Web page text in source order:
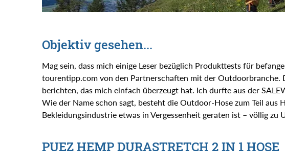
Objektiv gesehen...
Mag sein, dass mich einige Leser bezüglich Produkttests für
tourentipp.com von den Partnerschaften mit der Outdoorbranche.
berichten, das mich einfach überzeugt hat. Ich durfte aus der
Wie der Name schon sagt, besteht die Outdoor-Hose zum Teil aus
Bekleidungsindustrie etwas in Vergessenheit geraten ist – völlig zu
PUEZ HEMP DURASTRETCH 2 IN 1 HOSE